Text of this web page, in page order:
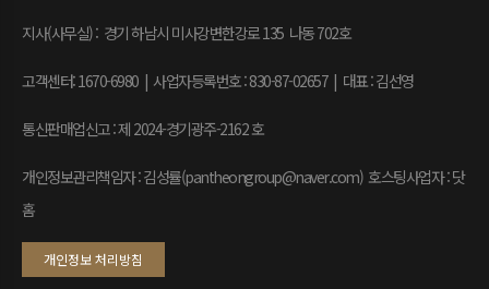
지사(사무실) : 경기 하남시 미사강변한강로 135 나동 702호
고객센터: 1670-6980 | 사업자등록번호 : 830-87-02657 | 대표 : 김선영
통신판매업신고 : 제 2024-경기광주-2162 호
개인정보관리책임자 : 김성률(pantheongroup@naver.com) 호스팅사업자 : 닷
홈
개인정보 처리방침